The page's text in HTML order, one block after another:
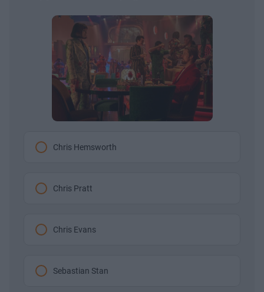
Chris Hemsworth
Chris Pratt
Chris Evans
Sebastian Stan